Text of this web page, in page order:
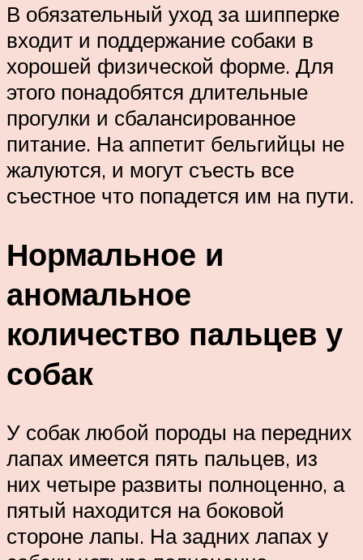
В обязательный уход за шипперке
входит и поддержание собаки в
хорошей физической форме. Для
этого понадобятся длительные
прогулки и сбалансированное
питание. На аппетит бельгийцы не
жалуются, и могут съесть все
съестное что попадется им на пути.
Нормальное и
аномальное
количество пальцев у
собак
У собак любой породы на передних
лапах имеется пять пальцев, из
них четыре развиты полноценно, а
пятый находится на боковой
стороне лапы. На задних лапах у